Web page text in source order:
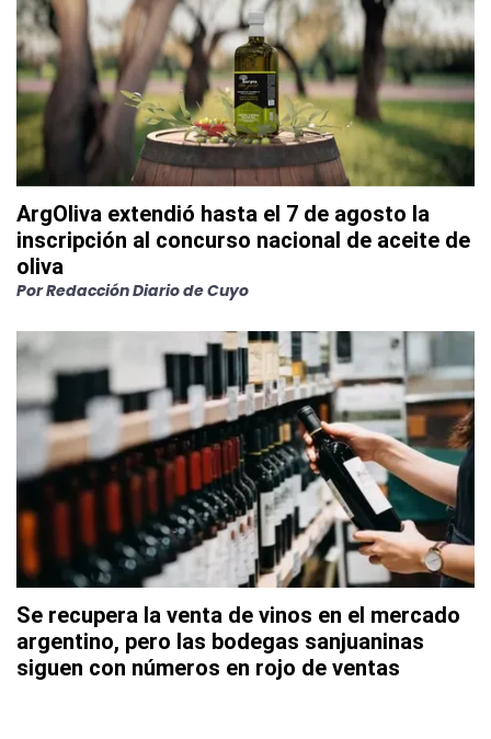
ArgOliva extendió hasta el 7 de agosto la
inscripción al concurso nacional de aceite de
oliva
PorRedacción Diario de Cuyo
Se recupera la venta de vinos en el mercado
argentino, pero las bodegas sanjuaninas
siguen con números en rojo de ventas